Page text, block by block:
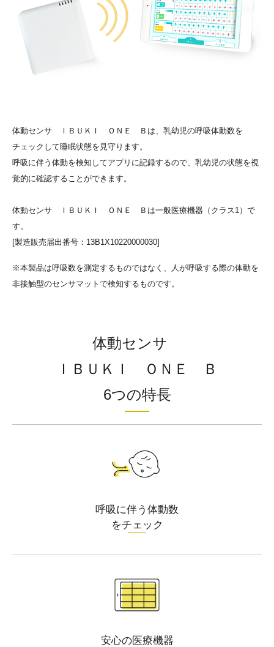
体動センサ ＩＢＵＫＩ ＯＮＥ Ｂは、乳幼児の呼吸体動数を
チェックして睡眠状態を見守ります。
呼吸に伴う体動を検知してアプリに記録するので、乳幼児の状態を視
覚的に確認することができます。
体動センサ ＩＢＵＫＩ ＯＮＥ Ｂは一般医療機器（クラス1）で
す。
[製造販売届出番号：13B1X10220000030]
※本製品は呼吸数を測定するものではなく、人が呼吸する際の体動を
非接触型のセンサマットで検知するものです。
体動センサ
ＩＢＵＫＩ ＯＮＥ Ｂ
6つの特長
呼吸に伴う体動数
をチェック
安心の医療機器